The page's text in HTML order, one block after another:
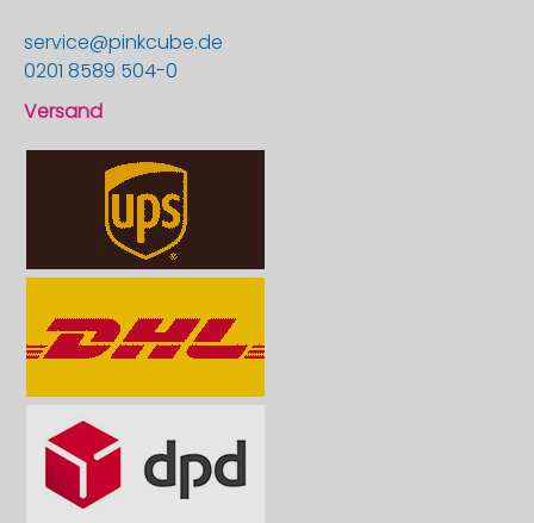
service@pinkcube.de
0201 8589 504-0
Versand